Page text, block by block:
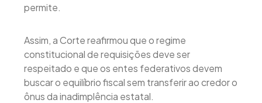
permite.
Assim, a Corte reafirmou que o regime
constitucional de requisições deve ser
respeitado e que os entes federativos devem
buscar o equilíbrio fiscal sem transferir ao credor o
ônus da inadimplência estatal.